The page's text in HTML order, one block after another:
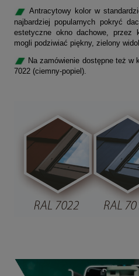
Antracytowy kolor w
najbardziej popularnych pokryć
estetyczne okno dachowe, przez
mogli podziwiać piękny, zielony
Na zamówienie dostępne też w
7022 (ciemny-popiel).